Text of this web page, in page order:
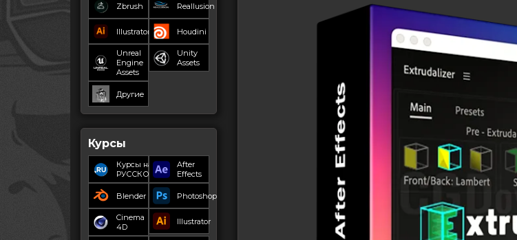
Zbrush Reallusion
Illustrator Houdini
Unreal
Engine
Assets
Unity
Assets
Другие
Курсы
Курсы на
РУССКОМ
After
Effects
Blender Photoshop
Cinema
4D
Illustrator